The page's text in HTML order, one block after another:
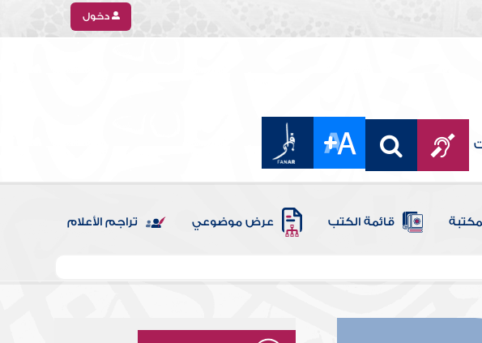
دخول
قائمة الكتب عرض موضوعي تراجم الأعلام